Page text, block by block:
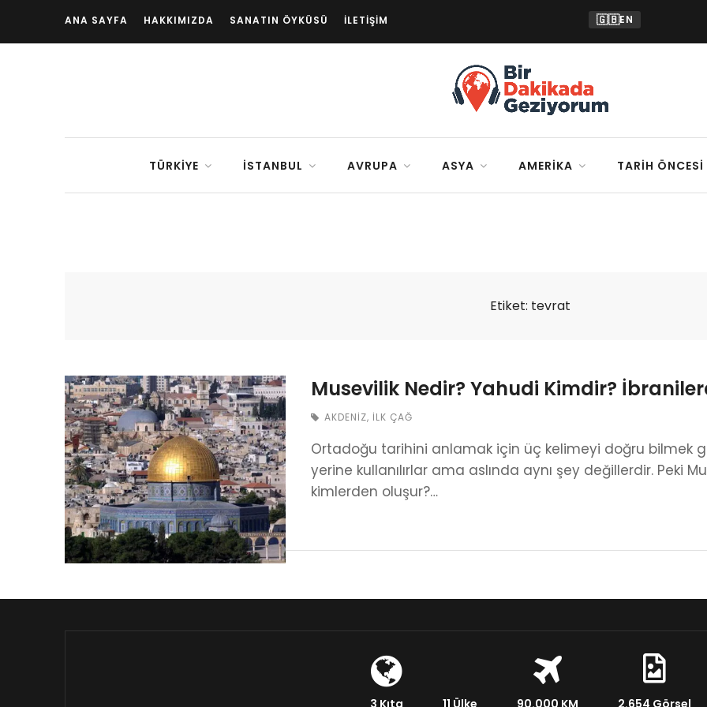
ANA SAYFA HAKKIMIZDA SANATIN ÖYKÜSÜ İLETIŞIM 🇬🇧EN
TÜRKIYE İSTANBUL AVRUPA ASYA AMERIKA TARIH ÖNCESI
Etiket: tevrat
Musevilik Nedir? Yahudi Kimdir?
AKDENIZ, İLK ÇAĞ
Ortadoğu tarihini anlamak için üç kelimeyi doğru bilmek
yerine kullanılırlar ama aslında aynı şey değillerdir. Peki
kimlerden oluşur?…